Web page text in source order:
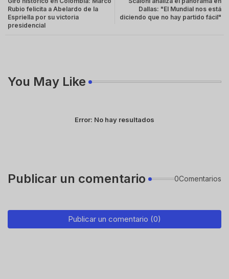
Dallas: "El Mundial nos está
diciendo que no hay partido fácil"
Rubio felicita a Abelardo de la
Espriella por su victoria
presidencial
You May Like
Error: No hay resultados
Publicar un comentario 0Comentarios
Publicar un comentario (0)